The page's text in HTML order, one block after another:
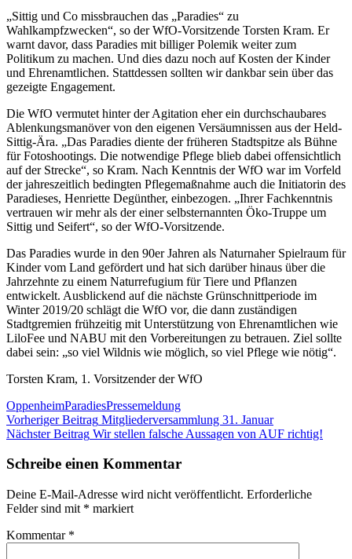
„Sittig und Co missbrauchen das „Paradies“ zu
Wahlkampfzwecken“, so der WfO-Vorsitzende Torsten Kram. Er
warnt davor, dass Paradies mit billiger Polemik weiter zum
Politikum zu machen. Und dies dazu noch auf Kosten der Kinder
und Ehrenamtlichen. Stattdessen sollten wir dankbar sein über das
gezeigte Engagement.
Die WfO vermutet hinter der Agitation eher ein durchschaubares
Ablenkungsmanöver von den eigenen Versäumnissen aus der Held-
Sittig-Ära. „Das Paradies diente der früheren Stadtspitze als Bühne
für Fotoshootings. Die notwendige Pflege blieb dabei offensichtlich
auf der Strecke“, so Kram. Nach Kenntnis der WfO war im Vorfeld
der jahreszeitlich bedingten Pflegemaßnahme auch die Initiatorin des
Paradieses, Henriette Degünther, einbezogen. „Ihrer Fachkenntnis
vertrauen wir mehr als der einer selbsternannten Öko-Truppe um
Sittig und Seifert“, so der WfO-Vorsitzende.
Das Paradies wurde in den 90er Jahren als Naturnaher Spielraum für
Kinder vom Land gefördert und hat sich darüber hinaus über die
Jahrzehnte zu einem Naturrefugium für Tiere und Pflanzen
entwickelt. Ausblickend auf die nächste Grünschnittperiode im
Winter 2019/20 schlägt die WfO vor, die dann zuständigen
Stadtgremien frühzeitig mit Unterstützung von Ehrenamtlichen wie
LiloFee und NABU mit den Vorbereitungen zu betrauen. Ziel sollte
dabei sein: „so viel Wildnis wie möglich, so viel Pflege wie nötig“.
Torsten Kram, 1. Vorsitzender der WfO
OppenheimParadiesPressemeldung
Beitragsnavigation
Vorheriger Beitrag Mitgliederversammlung 31. Januar
Nächster Beitrag Wir stellen falsche Aussagen von AUF richtig!
Schreibe einen Kommentar
Deine E-Mail-Adresse wird nicht veröffentlicht. Erforderliche
Felder sind mit * markiert
Kommentar *